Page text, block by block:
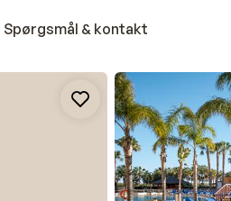
Spørgsmål & kontakt